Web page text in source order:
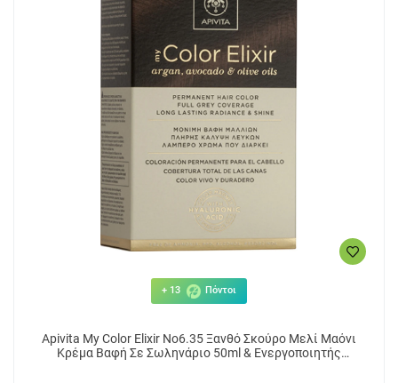
12.83€
ΑΓΟΡΑ
+ 13 Πόντοι
Apivita My Color Elixir No6.35 Ξανθό Σκούρο Μελί Μαόνι
Κρέμα Βαφή Σε Σωληνάριο 50ml & Ενεργοποιητής